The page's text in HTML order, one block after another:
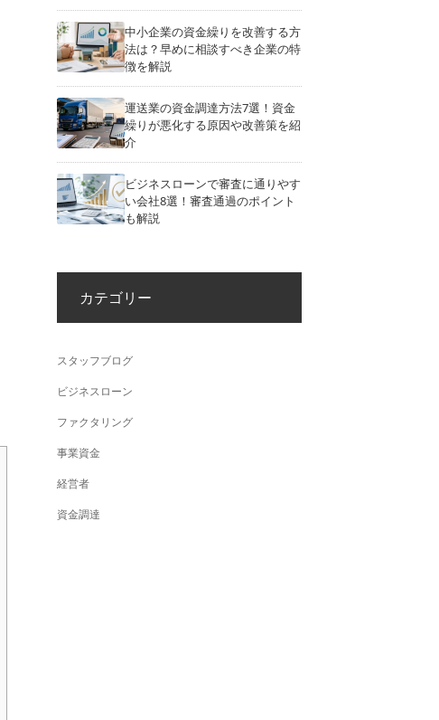
中小企業の資金繰りを改善する方
法は？早めに相談すべき企業の特
徴を解説
運送業の資金調達方法7選！資金
繰りが悪化する原因や改善策を紹
介
ビジネスローンで審査に通りやす
い会社8選！審査通過のポイント
も解説
カテゴリー
スタッフブログ
ビジネスローン
ファクタリング
事業資金
経営者
資金調達